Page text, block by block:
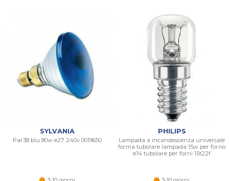
SYLVANIA
Par38 blu 80w e27 240v 0019650
PHILIPS
Lampada a incandescenza universale
forma tubolare lampada 15w per forno
e14 tubolare per forni 15t22f